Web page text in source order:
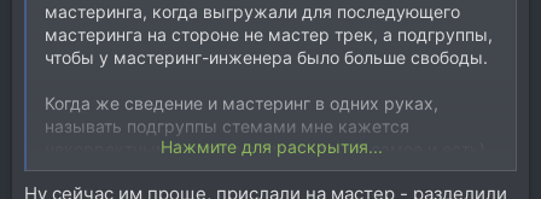
мастеринга, когда выгружали для последующего
мастеринга на стороне не мастер трек, а подгруппы,
чтобы у мастеринг-инженера было больше свободы.
Когда же сведение и мастеринг в одних руках,
называть подгруппы стемами мне кажется
некорректным (хотя по сути это то же самое и есть).
Нажмите для раскрытия...
Ну сейчас им проще, прислали на мастер - разделили